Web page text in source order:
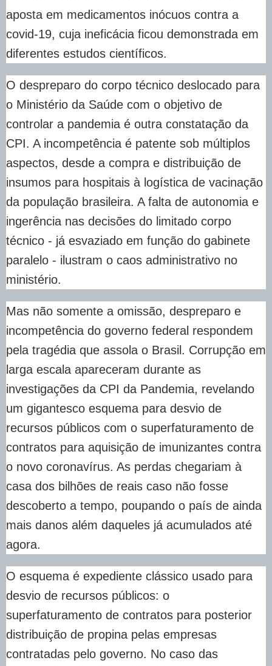
aposta em medicamentos inócuos contra a
covid-19, cuja ineficácia ficou demonstrada em
diferentes estudos científicos.
O despreparo do corpo técnico deslocado para
o Ministério da Saúde com o objetivo de
controlar a pandemia é outra constatação da
CPI. A incompetência é patente sob múltiplos
aspectos, desde a compra e distribuição de
insumos para hospitais à logística de vacinação
da população brasileira. A falta de autonomia e
ingerência nas decisões do limitado corpo
técnico - já esvaziado em função do gabinete
paralelo - ilustram o caos administrativo no
ministério.
Mas não somente a omissão, despreparo e
incompetência do governo federal respondem
pela tragédia que assola o Brasil. Corrupção em
larga escala apareceram durante as
investigações da CPI da Pandemia, revelando
um gigantesco esquema para desvio de
recursos públicos com o superfaturamento de
contratos para aquisição de imunizantes contra
o novo coronavírus. As perdas chegariam à
casa dos bilhões de reais caso não fosse
descoberto a tempo, poupando o país de ainda
mais danos além daqueles já acumulados até
agora.
O esquema é expediente clássico usado para
desvio de recursos públicos: o
superfaturamento de contratos para posterior
distribuição de propina pelas empresas
contratadas pelo governo. No caso das